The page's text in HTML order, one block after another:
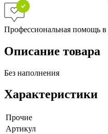
Профессиональная помощь в
Описание товара
Без наполнения
Характеристики
Прочие
Артикул